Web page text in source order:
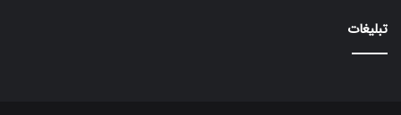
تبلیغات